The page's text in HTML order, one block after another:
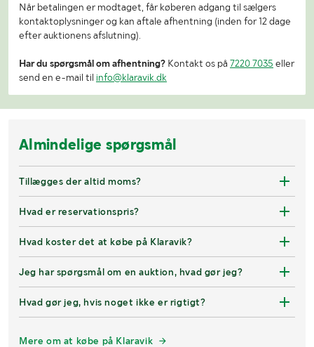
Når betalingen er modtaget, får køberen adgang til sælgers
kontaktoplysninger og kan aftale afhentning (inden for 12 dage
efter auktionens afslutning).
Har du spørgsmål om afhentning? Kontakt os på 7220 7035 eller
send en e-mail til info@klaravik.dk
Almindelige spørgsmål
Tillægges der altid moms?
Hvad er reservationspris?
Hvad koster det at købe på Klaravik?
Jeg har spørgsmål om en auktion, hvad gør jeg?
Hvad gør jeg, hvis noget ikke er rigtigt?
Mere om at købe på Klaravik